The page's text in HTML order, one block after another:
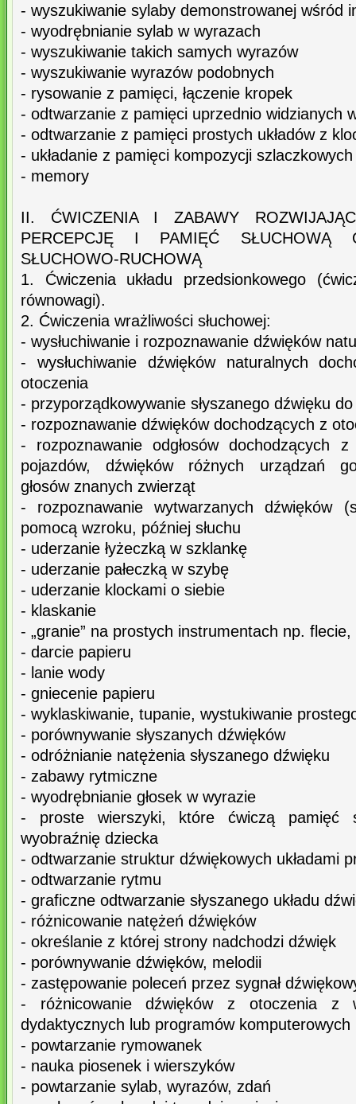
- wyszukiwanie sylaby demonstrowanej wśród
- wyodrębnianie sylab w wyrazach
- wyszukiwanie takich samych wyrazów
- wyszukiwanie wyrazów podobnych
- rysowanie z pamięci, łączenie kropek
- odtwarzanie z pamięci uprzednio widzianych
- odtwarzanie z pamięci prostych układów z
- układanie z pamięci kompozycji
- memory
II. ĆWICZENIA I ZABAWY
PERCEPCJĘ I PAMIĘĆ SŁUCHOWĄ
SŁUCHOWO-RUCHOWĄ
1. Ćwiczenia układu przedsionkowego
równowagi).
2. Ćwiczenia wrażliwości słuchowej:
- wysłuchiwanie i rozpoznawanie dźwięków
- wysłuchiwanie dźwięków naturalnych
otoczenia
- przyporządkowywanie słyszanego dźwięku
- rozpoznawanie dźwięków dochodzących z
- rozpoznawanie odgłosów dochodzących
pojazdów, dźwięków różnych urządzań
głosów znanych zwierząt
- rozpoznawanie wytwarzanych dźwięków
pomocą wzroku, później słuchu
- uderzanie łyżeczką w szklankę
- uderzanie pałeczką w szybę
- uderzanie klockami o siebie
- klaskanie
- „granie” na prostych instrumentach np.
- darcie papieru
- lanie wody
- gniecenie papieru
- wyklaskiwanie, tupanie, wystukiwanie
- porównywanie słyszanych dźwięków
- odróżnianie natężenia słyszanego dźwięku
- zabawy rytmiczne
- wyodrębnianie głosek w wyrazie
- proste wierszyki, które ćwiczą pamięć
wyobraźnię dziecka
- odtwarzanie struktur dźwiękowych układami
- odtwarzanie rytmu
- graficzne odtwarzanie słyszanego układu
- różnicowanie natężeń dźwięków
- określanie z której strony nadchodzi dźwięk
- porównywanie dźwięków, melodii
- zastępowanie poleceń przez sygnał
- różnicowanie dźwięków z otoczenia z
dydaktycznych lub programów komputerowych
- powtarzanie rymowanek
- nauka piosenek i wierszyków
- powtarzanie sylab, wyrazów, zdań